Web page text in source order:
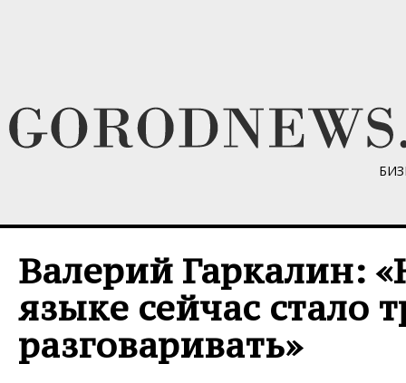
Валерий Гаркалин:
языке сейчас стало
разговаривать»